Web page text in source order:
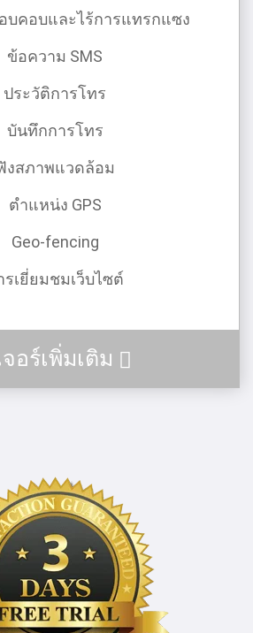
บคอบและไร้การแทรกแซง
ข้อความ SMS
ประวัติการโทร
บันทึกการโทร
งสภาพแวดล้อม
ตําแหน่ง GPS
Geo-fencing
รเยี่ยมชมเว็บไซต์
อร์เพิ่มเติม